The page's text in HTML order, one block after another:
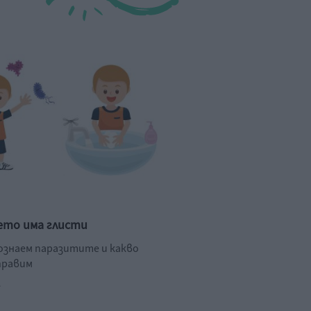
има глисти
паразитите и какво